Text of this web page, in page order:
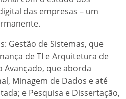
das empresas – um
Gestão de Sistemas, que
de TI e Arquitetura de
Avançado, que aborda
Minagem de Dados e até
e Pesquisa e Dissertação,